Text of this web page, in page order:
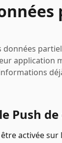
données
application
Push
activée sur